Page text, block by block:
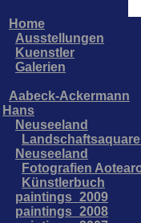
Home
Ausstellungen
Kuenstler
Galerien
Aabeck-Ackermann
Hans
Neuseeland
Neuseeland
Fotografien
Künstlerbuch
paintings_2009
paintings_2008